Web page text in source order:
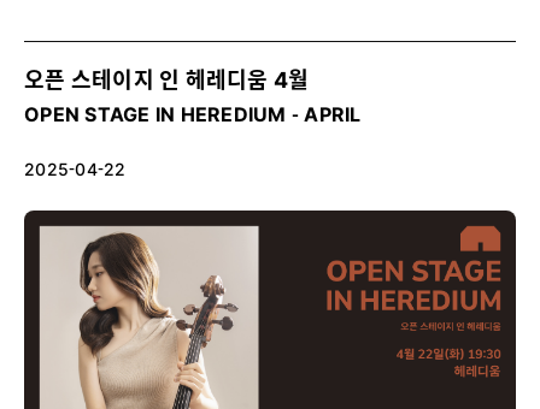
오픈 스테이지 인 헤레디움 4월
OPEN STAGE IN HEREDIUM - APRIL
2025-04-22